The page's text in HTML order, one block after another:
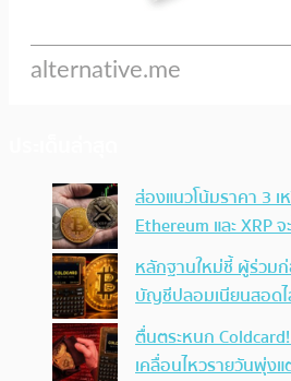
ส่องแนวโน้มราคา 3
Ethereum และ XRP
หลักฐานใหม่ชี้ ผู้ร่วม
บัญชีปลอมเนียนสอดไ
ตื่นตระหนก
เคลื่อนไหวรายวันพุ่งแ